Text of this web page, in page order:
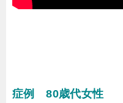
症例 80歳代女性